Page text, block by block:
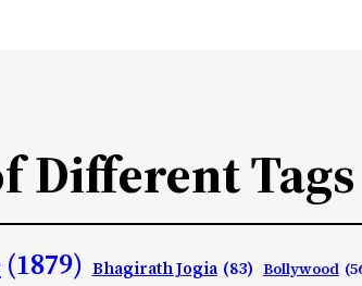
Different Tags
(1879) Bhagirath Jogia (83) Bollywood